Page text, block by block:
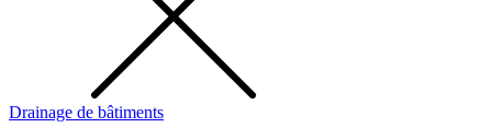
Drainage de bâtiments